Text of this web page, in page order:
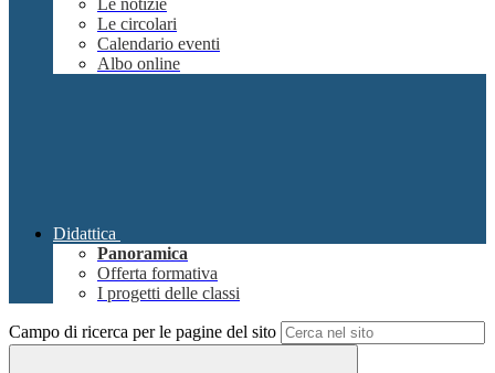
Le notizie
Le circolari
Calendario eventi
Albo online
Didattica
Panoramica
Offerta formativa
I progetti delle classi
Campo di ricerca per le pagine del sito